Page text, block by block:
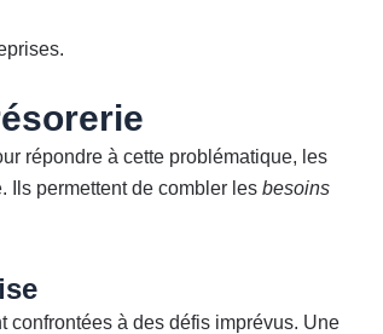
répondre à cette problématique, les
Ils permettent de combler les besoins
confrontées à des défis imprévus. Une